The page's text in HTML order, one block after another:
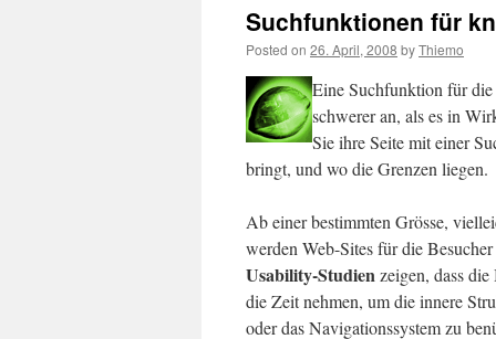
Suchfunktionen für
Posted on 26. April, 2008 byThiemo
Eine Suchfunktion für die
schwerer an, als es in
Sie ihre Seite mit einer
bringt, und wo die Grenzen liegen.
Ab einer bestimmten Grösse,
werden Web-Sites für die
Usability-Studienzeigen, dass
die Zeit nehmen, um die innere
oder das Navigationssystem zu